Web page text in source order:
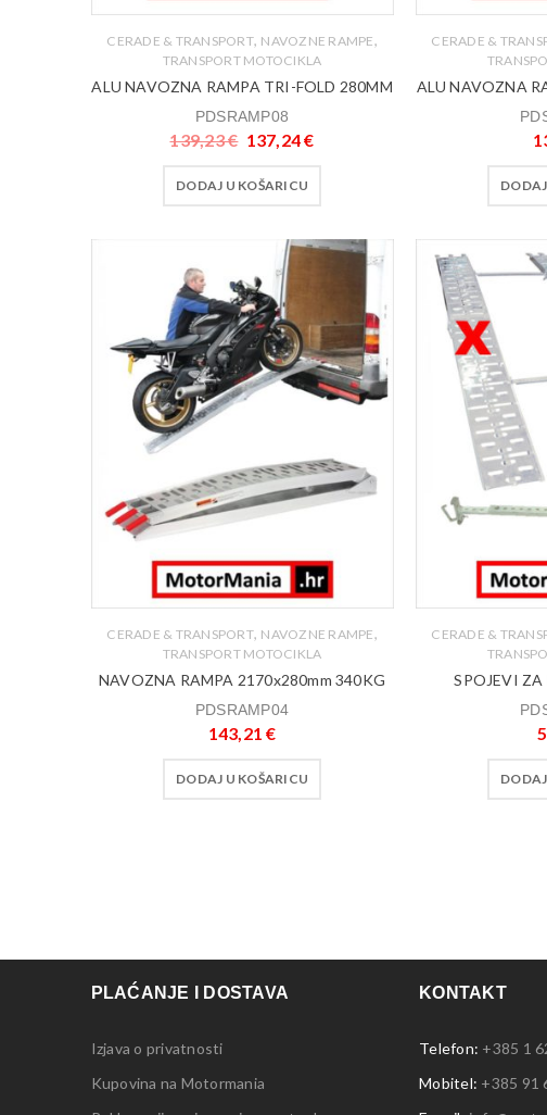
CERADE & TRANSPORT, NAVOZNE RAMPE,
TRANSPORT MOTOCIKLA
ALU NAVOZNA RAMPA TRI-FOLD 280MM
PDSRAMP08
139,23€ 137,24€
DODAJ U KOŠARICU
CERADE &
ALU NAVOZNA
CERADE & TRANSPORT, NAVOZNE RAMPE,
TRANSPORT MOTOCIKLA
NAVOZNA RAMPA 2170x280mm 340KG
PDSRAMP04
143,21€
DODAJ U KOŠARICU
CERADE &
SPOJEVI ZA
PLAĆANJE I DOSTAVA
Izjava o privatnosti
Kupovina na Motormania
KONTAKT
Telefon: +385 1
Mobitel: +385 91